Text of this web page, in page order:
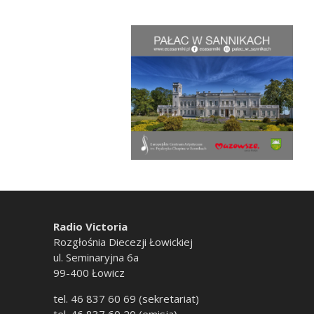
Radio Victoria
Rozgłośnia Diecezji Łowickiej
ul. Seminaryjna 6a
99-400 Łowicz
tel. 46 837 60 69 (sekretariat)